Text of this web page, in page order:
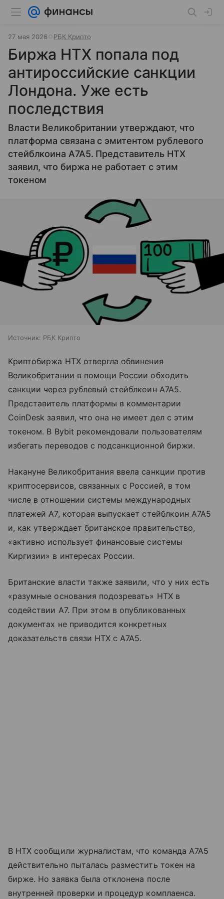
27 мая 2026 РБК Крипто
Биржа HTX попала под
антироссийские санкции
Лондона. Уже есть
последствия
Власти Великобритании утверждают, что
платформа связана с эмитентом рублевого
стейблкоина A7A5. Представитель HTX
заявил, что биржа не работает с этим
токеном
Источник: РБК Крипто
Криптобиржа HTX отвергла обвинения
Великобритании в помощи России обходить
санкции через рублевый стейблкоин A7A5.
Представитель платформы в комментарии
CoinDesk заявил, что она не имеет дел с этим
токеном. В Bybit рекомендовали пользователям
избегать переводов с подсанкционной биржи.
Накануне Великобритания ввела санкции против
криптосервисов, связанных с Россией, в том
числе в отношении системы международных
платежей А7, которая выпускает стейблкоин A7A5
и, как утверждает британское правительство,
«активно использует финансовые системы
Киргизии» в интересах России.
Британские власти также заявили, что у них есть
«разумные основания подозревать» HTX в
содействии A7. При этом в опубликованных
документах не приводится конкретных
доказательств связи HTX с A7A5.
В HTX сообщили журналистам, что команда A7A5
действительно пыталась разместить токен на
бирже. Но заявка была отклонена после
внутренней проверки и процедур комплаенса.